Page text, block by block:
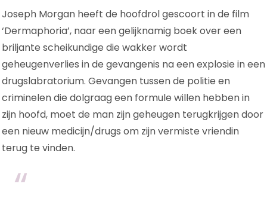
IN
‘DERMAPHORIA’
Joseph Morgan heeft de hoofdrol gescoort in de film
‘Dermaphoria’, naar een gelijknamig boek over een
briljante scheikundige die wakker wordt
geheugenverlies in de gevangenis na een explosie in een
drugslabratorium. Gevangen tussen de politie en
criminelen die dolgraag een formule willen hebben in
zijn hoofd, moet de man zijn geheugen terugkrijgen door
een nieuw medicijn/drugs om zijn vermiste vriendin
terug te vinden.